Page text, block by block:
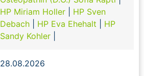
HP Miriam Holler
HP Sven
Debach
HP Eva Ehehalt
HP
Sandy Kohler
28.08.2026